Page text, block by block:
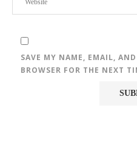
SAVE MY NAME, EMAIL,
BROWSER FOR THE NEXT